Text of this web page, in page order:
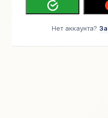
Нет аккаунта?